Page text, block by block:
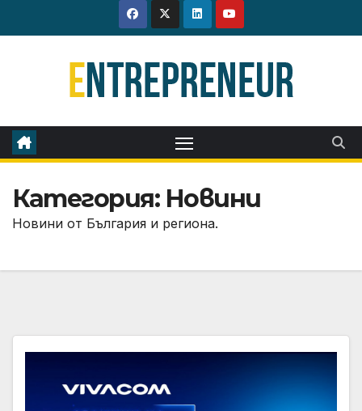
to
Категория: Новини
Новини от България и региона.